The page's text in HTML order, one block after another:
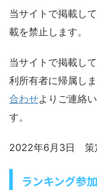
当サイトで掲載し
載を禁止します。
当サイトで掲載し
利所有者に帰属し
合わせよりご連絡
す。
2022年6月3日 策
ランキング参